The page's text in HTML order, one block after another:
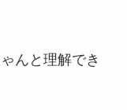
んと理解でき